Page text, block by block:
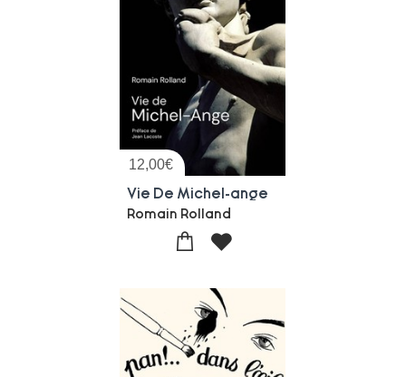
12,00€
Vie De Michel-ange
Romain Rolland